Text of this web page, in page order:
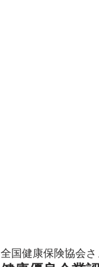
全国健康保険協会